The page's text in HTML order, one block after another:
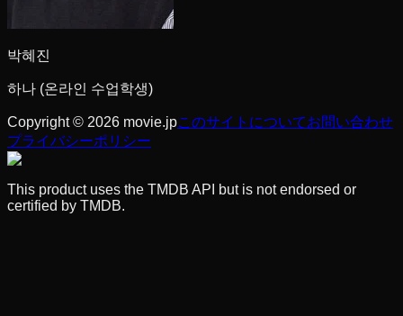
박혜진
하나 (온라인 수업학생)
Copyright © 2026 movie.jpこのサイトについてお問い合わせ
プライバシーポリシー
This product uses the TMDB API but is not endorsed or
certified by TMDB.